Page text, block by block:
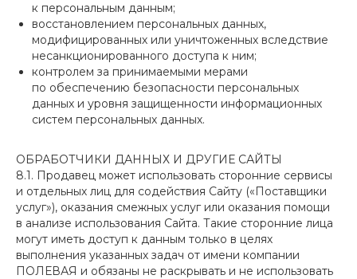
к персональным данным;
восстановлением персональных данных,
модифицированных или уничтоженных вследствие
несанкционированного доступа к ним;
контролем за принимаемыми мерами
по обеспечению безопасности персональных
данных и уровня защищенности информационных
систем персональных данных.
ОБРАБОТЧИКИ ДАННЫХ И ДРУГИЕ САЙТЫ
8.1. Продавец может использовать сторонние сервисы
и отдельных лиц для содействия Сайту («Поставщики
услуг»), оказания смежных услуг или оказания помощи
в анализе использования Сайта. Такие сторонние лица
могут иметь доступ к данным только в целях
выполнения указанных задач от имени компании
ПОЛЕВАЯ и обязаны не раскрывать и не использовать